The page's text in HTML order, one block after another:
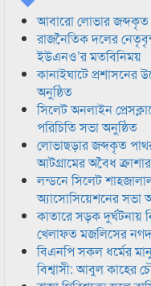
আবারো লোভার জব্দকৃত
রাজনৈতিক দলের
ইউএনও’র মতবিনিময়
কানাইঘাটে
অনুষ্ঠিত
সিলেট অনলাইন
পরিচিতি সভা অনুষ্ঠিত
লোভাছড়ার জব্দকৃত
আটগ্রামের অবৈধ
লন্ডনে সিলেট
অ্যাসোসিয়েশনের সভা
কাতারে সড়ক দুর্ঘটনায়
খেলাফত মজলিসের
বিএনপি সকল ধর্মের
বিশ্বাসী: আবুল কাহের